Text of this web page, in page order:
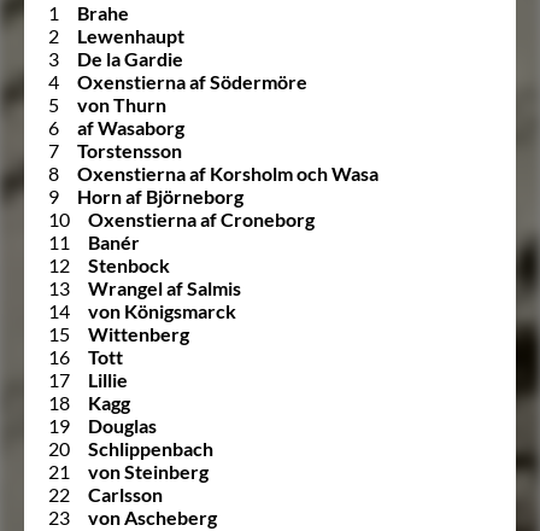
1
Brahe
2
Lewenhaupt
3
De la Gardie
4
Oxenstierna af Södermöre
5
von Thurn
6
af Wasaborg
7
Torstensson
8
Oxenstierna af Korsholm och Wasa
9
Horn af Björneborg
10
Oxenstierna af Croneborg
11
Banér
12
Stenbock
13
Wrangel af Salmis
14
von Königsmarck
15
Wittenberg
16
Tott
17
Lillie
18
Kagg
19
Douglas
20
Schlippenbach
21
von Steinberg
22
Carlsson
23
von Ascheberg